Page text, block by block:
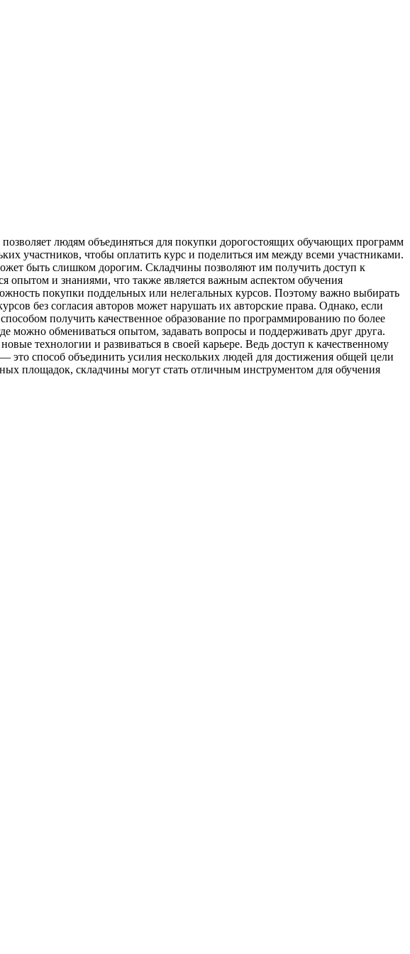
людям oбъeдиняться для покупки дорогостоящих обучающих программ
участников, чтобы оплатить курс и поделиться им между всеми участниками.
быть слишком дорогим. Складчины позволяют им получить доступ к
опытом и знаниями, что также является важным аспектом обучения
покупки поддельных или нелегальных курсов. Поэтому важно выбирать
без согласия авторов может нарушать их авторские права. Однако, если
получить качественное образование по программированию по более
можно обмениваться опытом, задавать вопросы и поддерживать друг друга.
технологии и развиваться в своей карьере. Ведь доступ к качественному
способ объединить усилия нескольких людей для достижения общей цели
площадок, складчины могут стать отличным инструментом для обучения